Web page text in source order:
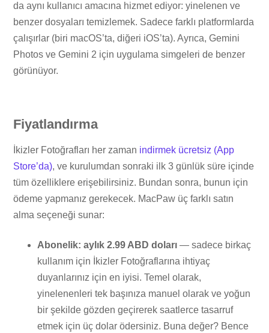
da aynı kullanıcı amacına hizmet ediyor: yinelenen ve
benzer dosyaları temizlemek. Sadece farklı platformlarda
çalışırlar (biri macOS’ta, diğeri iOS’ta). Ayrıca, Gemini
Photos ve Gemini 2 için uygulama simgeleri de benzer
görünüyor.
Fiyatlandırma
İkizler Fotoğrafları her zaman indirmek ücretsiz (App
Store’da), ve kurulumdan sonraki ilk 3 günlük süre içinde
tüm özelliklere erişebilirsiniz. Bundan sonra, bunun için
ödeme yapmanız gerekecek. MacPaw üç farklı satın
alma seçeneği sunar:
Abonelik: aylık 2.99 ABD doları — sadece birkaç
kullanım için İkizler Fotoğraflarına ihtiyaç
duyanlarınız için en iyisi. Temel olarak,
yinelenenleri tek başınıza manuel olarak ve yoğun
bir şekilde gözden geçirerek saatlerce tasarruf
etmek için üç dolar ödersiniz. Buna değer? Bence